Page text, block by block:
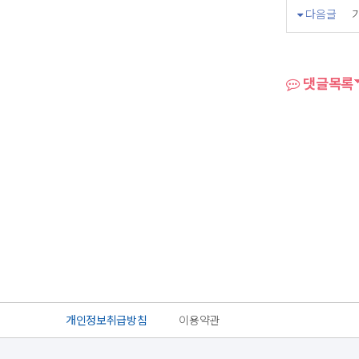
다음글
댓글목록
개인정보취급방침 이용약관